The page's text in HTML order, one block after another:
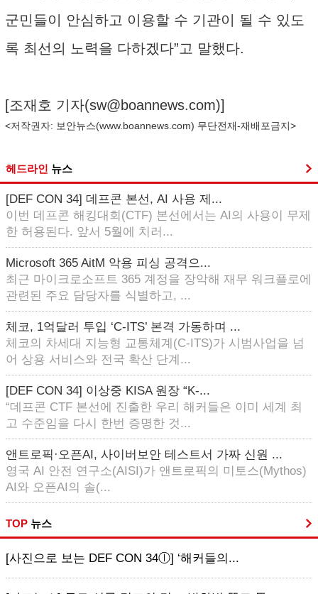
군민들이 안심하고 이용할 수 기관이 될 수 있도
록 최선의 노력을 다하겠다”고 말했다.
[조재호 기자(sw@boannews.com)]
<저작권자: 보안뉴스(www.boannews.com) 무단전재-재배포금지>
헤드라인 뉴스
[DEF CON 34] 데프콘 본선, AI 사용 제...
이번 데프콘 해킹대회(CTF) 본선에서는 AI의 사용이 무제
한 허용된다. 앞서 5월에 치러...
Microsoft 365 AitM 악용 피싱 공격으...
최근 마이크로소프트 365 계정을 장악해 재무 워크플로에
관련된 주요 담당자를 식별하고, ...
체코, 1억달러 투입 ‘C-ITS’ 본격 가동하며 ...
체코의 차세대 지능형 교통체계(C-ITS)가 시범사업을 넘
어 상용 서비스와 전국 확산 단계...
[DEF CON 34] 이상중 KISA 원장 “K-...
“데프콘 CTF 본선에 진출한 우리 해커들은 이미 세계 최
고 수준임을 다시 한번 증명한 것...
앤트로픽·오픈AI, 사이버보안 테스트서 가짜 신원 ...
영국 AI 안전 연구소(AISI)가 앤트로픽의 미토스(Mythos)
AI와 오픈AI의 솔(...
TOP 뉴스
[사진으로 보는 DEF CON 34ⓛ] ‘해커들의...